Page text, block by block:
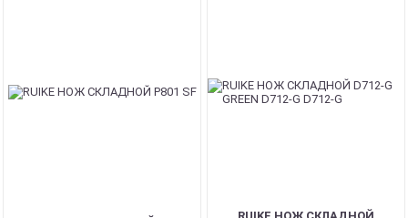
RUIKE НОЖ СКЛАДНОЙ